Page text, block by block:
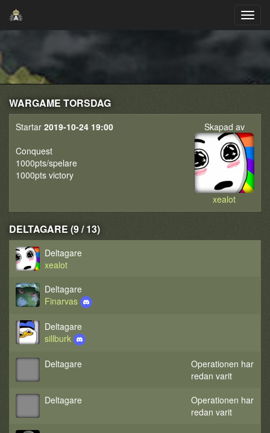
WARGAME TORSDAG
Skapad av
xealot
Startar 2019-10-24 19:00
Conquest
1000pts/spelare
1000pts victory
DELTAGARE (9 / 13)
Deltagare
xealot
Deltagare
Finarvas
Deltagare
sillburk
Deltagare
Operationen har
redan varit
Deltagare
Operationen har
redan varit